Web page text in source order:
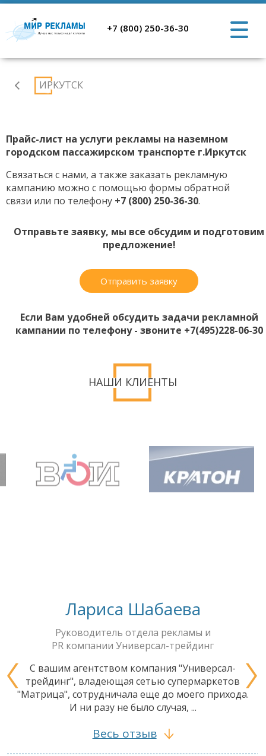
+7 (800) 250-36-30
РекламаИРКУТСК
Прайс-лист на услуги рекламы на наземном
городском пассажирском транспорте г.Иркутск
Связаться с нами, а также заказать рекламную
кампанию можно с помощью формы обратной
связи или по телефону +7 (800) 250-36-30.
Отправьте заявку, мы все обсудим и подготовим
предложение!
Отправить заявку
Если Вам удобней обсудить задачи рекламной
кампании по телефону - звоните +7(495)228-06-30
НАШИ КЛИЕНТЫ
Лариса Шабаева
Руководитель отдела рекламы и
PR компании Универсал-трейдинг
С вашим агентством компания "Универсал-
трейдинг", владеющая сетью супермаркетов
"Матрица", сотрудничала еще до моего прихода.
И ни разу не было случая, ...
Весь отзыв